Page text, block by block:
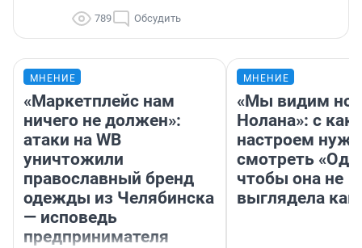
789 Обсудить
МНЕНИЕ
«Маркетплейс нам
ничего не должен»:
атаки на WB
уничтожили
православный бренд
одежды из Челябинска
— исповедь
предпринимателя
МНЕНИЕ
«Мы видим
Нолана»: с
настроем
смотреть
чтобы она не
выглядела как